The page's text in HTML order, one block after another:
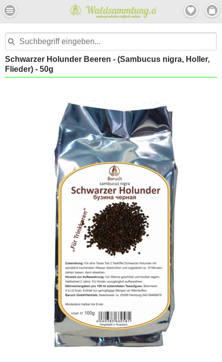
Schwarzer Holunder Beeren - (Sambucus nigra, Holler,
Flieder) - 50g